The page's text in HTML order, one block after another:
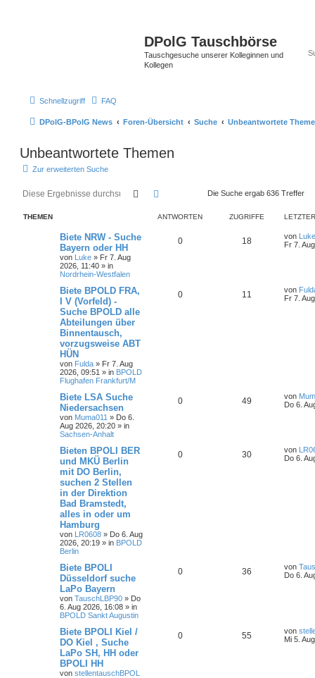
DPolG Tauschbörse
Tauschgesuche unserer Kolleginnen und
Kollegen
Schnellzugriff FAQ
DPolG-BPolG News Foren-Übersicht Suche Unbeantwortete
Unbeantwortete Themen
Zur erweiterten Suche
Suche Erweiterte SucheDie Suche ergab 636 Treffer
THEMEN ANTWORTEN ZUGRIFFE
Biete NRW - Suche
Bayern oder HH
von Luke » Fr 7. Aug
2026, 11:40 » in
Nordrhein-Westfalen
0 18 von Luke
Fr 7.
Biete BPOLD FRA,
I V (Vorfeld) -
Suche BPOLD alle
Abteilungen über
Binnentausch,
vorzugsweise ABT
HÜN
von Fulda » Fr 7. Aug
2026, 09:51 » in BPOLD
Flughafen Frankfurt/M
0 11 von
Fr 7.
Biete LSA Suche
Niedersachsen
von Muma011 » Do 6.
Aug 2026, 20:20 » in
Sachsen-Anhalt
0 49 von
Do 6.
Bieten BPOLI BER
und MKÜ Berlin
mit DO Berlin,
suchen 2 Stellen
in der Direktion
Bad Bramstedt,
alles in oder um
Hamburg
von LR0608 » Do 6. Aug
2026, 20:19 » in BPOLD
Berlin
0 30 von
Do 6.
Biete BPOLI
Düsseldorf suche
LaPo Bayern
von TauschLBP90 » Do
6. Aug 2026, 16:08 » in
BPOLD Sankt Augustin
0 36 von
Do 6.
Biete BPOLI Kiel /
DO Kiel , Suche
LaPo SH, HH oder
BPOLI HH
von stellentauschBPOL
0 55 von
Mi 5.